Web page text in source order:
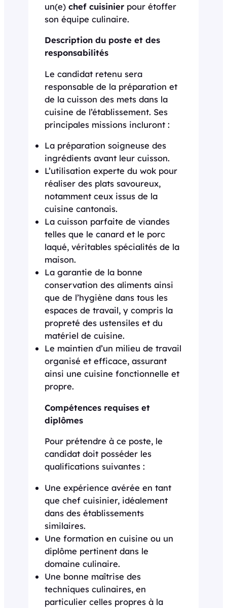
un(e) chef cuisinier pour étoffer
son équipe culinaire.
Description du poste et des
responsabilités
Le candidat retenu sera
responsable de la préparation et
de la cuisson des mets dans la
cuisine de l’établissement. Ses
principales missions incluront :
La préparation soigneuse des
ingrédients avant leur cuisson.
L’utilisation experte du wok pour
réaliser des plats savoureux,
notamment ceux issus de la
cuisine cantonais.
La cuisson parfaite de viandes
telles que le canard et le porc
laqué, véritables spécialités de la
maison.
La garantie de la bonne
conservation des aliments ainsi
que de l’hygiène dans tous les
espaces de travail, y compris la
propreté des ustensiles et du
matériel de cuisine.
Le maintien d’un milieu de travail
organisé et efficace, assurant
ainsi une cuisine fonctionnelle et
propre.
Compétences requises et
diplômes
Pour prétendre à ce poste, le
candidat doit posséder les
qualifications suivantes :
Une expérience avérée en tant
que chef cuisinier, idéalement
dans des établissements
similaires.
Une formation en cuisine ou un
diplôme pertinent dans le
domaine culinaire.
Une bonne maîtrise des
techniques culinaires, en
particulier celles propres à la